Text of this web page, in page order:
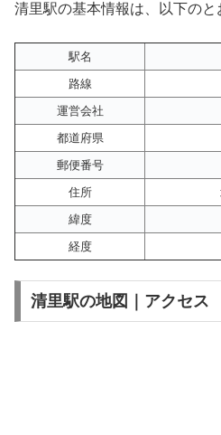
清里駅の基本情報は、以下のと
駅名
路線
運営会社
都道府県
郵便番号
住所
緯度
経度
清里駅の地図｜アクセス